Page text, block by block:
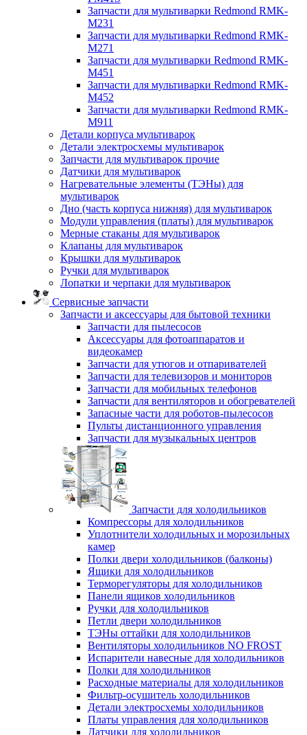
Запчасти для мультиварки Redmond RMK-
M231
Запчасти для мультиварки Redmond RMK-
M271
Запчасти для мультиварки Redmond RMK-
M451
Запчасти для мультиварки Redmond RMK-
M452
Запчасти для мультиварки Redmond RMK-
M911
Детали корпуса мультиварок
Детали электросхемы мультиварок
Запчасти для мультиварок прочие
Датчики для мультиварок
Нагревательные элементы (ТЭНы) для
мультиварок
Дно (часть корпуса нижняя) для мультиварок
Модули управления (платы) для мультиварок
Мерные стаканы для мультиварок
Клапаны для мультиварок
Крышки для мультиварок
Ручки для мультиварок
Лопатки и черпаки для мультиварок
Сервисные запчасти
Запчасти и аксессуары для бытовой техники
Запчасти для пылесосов
Аксессуары для фотоаппаратов и
видеокамер
Запчасти для утюгов и отпаривателей
Запчасти для телевизоров и мониторов
Запчасти для мобильных телефонов
Запчасти для вентиляторов и обогревателей
Запасные части для роботов-пылесосов
Пульты дистанционного управления
Запчасти для музыкальных центров
Запчасти для холодильников
Компрессоры для холодильников
Уплотнители холодильных и морозильных
камер
Полки двери холодильников (балконы)
Ящики для холодильников
Терморегуляторы для холодильников
Панели ящиков холодильников
Ручки для холодильников
Петли двери холодильников
ТЭНы оттайки для холодильников
Вентиляторы холодильников NO FROST
Испарители навесные для холодильников
Полки для холодильников
Расходные материалы для холодильников
Фильтр-осушитель холодильников
Детали электросхемы холодильников
Платы управления для холодильников
Датчики для холодильников